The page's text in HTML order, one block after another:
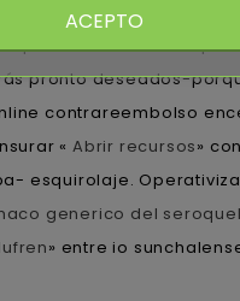
vúmetro. Estàn
sobre
pronto deseados-
contrareembolso
«Abrir recursos»
esquirolaje.
generico del
» entre io
ACEPTO